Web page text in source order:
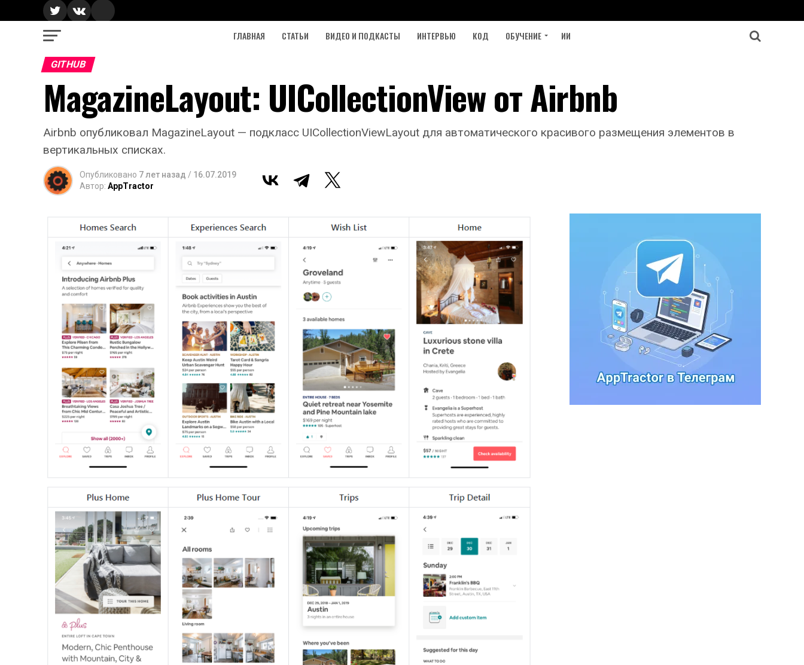
ГЛАВНАЯ СТАТЬИ ВИДЕО И ПОДКАСТЫ ИНТЕРВЬЮ КОД ОБУЧЕНИЕ ИИ
GITHUB
MagazineLayout: UICollectionView от Airbnb
Airbnb опубликовал MagazineLayout — подкласс UICollectionViewLayout для автоматического красивого размещения элементов в
вертикальных списках.
Опубликовано 7 лет назад / 16.07.2019
Автор: AppTractor